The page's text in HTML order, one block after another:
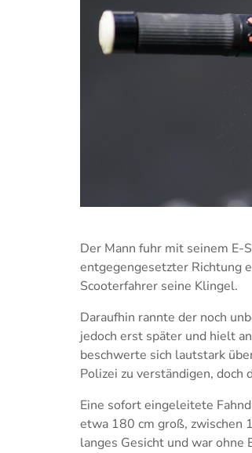
Der Mann fuhr mit seinem E-
entgegengesetzter Richtung
Scooterfahrer seine Klingel.
Daraufhin rannte der noch
jedoch erst später und hielt
beschwerte sich lautstark
Polizei zu verständigen,
Eine sofort eingeleitete
etwa 180 cm groß, zwischen
langes Gesicht und war ohne